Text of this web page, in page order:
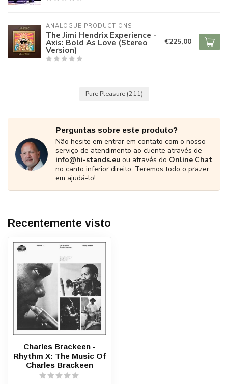
ANALOGUE PRODUCTIONS
The Jimi Hendrix Experience -
Axis: Bold As Love (Stereo
Version)
€225,00
Pure Pleasure (211)
Perguntas sobre este produto?
Não hesite em entrar em contato com o nosso
serviço de atendimento ao cliente através de
info@hi-stands.eu ou através do Online Chat
no canto inferior direito. Teremos todo o prazer
em ajudá-lo!
Recentemente visto
Charles Brackeen -
Rhythm X: The Music Of
Charles Brackeen